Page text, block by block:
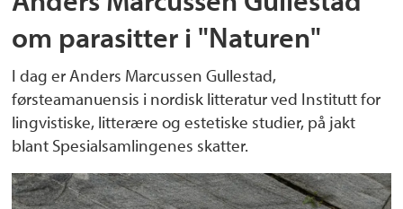
om parasitter i "Naturen"
I dag er Anders Marcussen Gullestad,
førsteamanuensis i nordisk litteratur ved Institutt for
lingvistiske, litterære og estetiske studier, på jakt
blant Spesialsamlingenes skatter.